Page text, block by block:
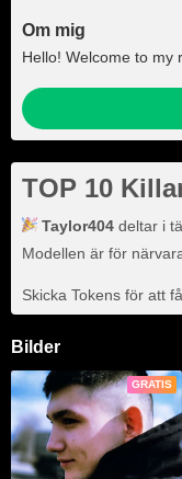
Om mig
Hello! Welcome to my
TOP 10
Taylor404 deltar i
Modellen är för
Skicka Tokens för att få
Bilder
GRATIS